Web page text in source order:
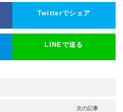
Twitterでシェア
LINEで送る
次の記事